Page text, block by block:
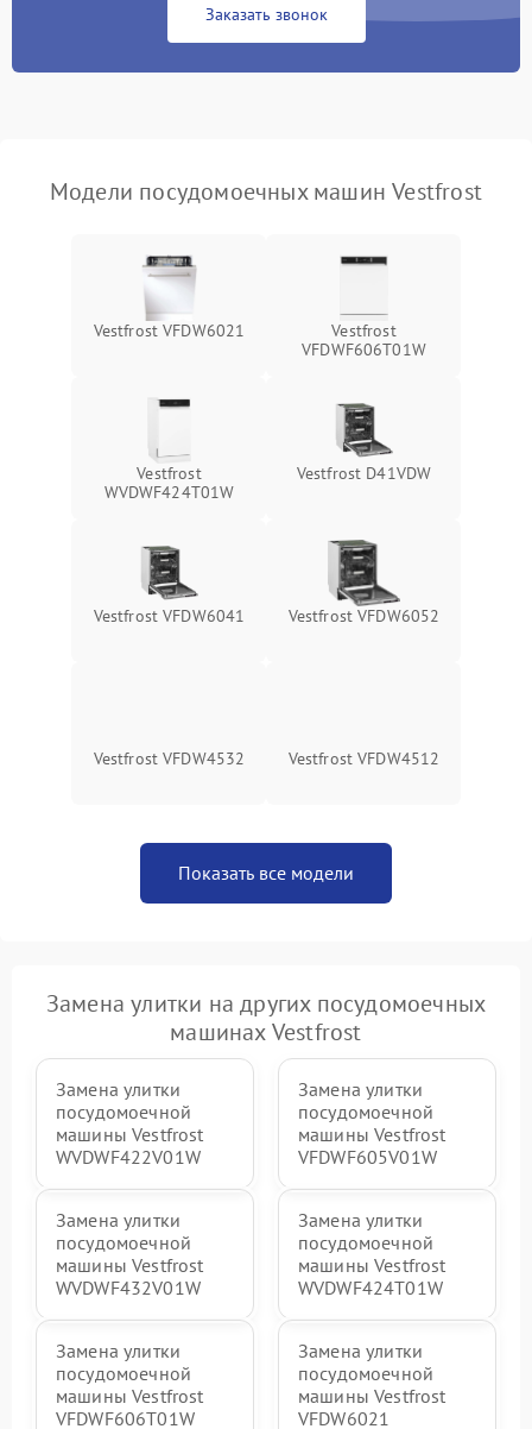
Заказать звонок
Модели посудомоечных машин Vestfrost
Vestfrost VFDW6021
Vestfrost
VFDWF606T01W
Vestfrost
WVDWF424T01W
Vestfrost D41VDW
Vestfrost VFDW6041 Vestfrost VFDW6052
Vestfrost VFDW4532 Vestfrost VFDW4512
Показать все модели
Замена улитки на других посудомоечных
машинах Vestfrost
Замена улитки
посудомоечной
машины Vestfrost
WVDWF422V01W
Замена улитки
посудомоечной
машины Vestfrost
VFDWF605V01W
Замена улитки
посудомоечной
машины Vestfrost
WVDWF432V01W
Замена улитки
посудомоечной
машины Vestfrost
WVDWF424T01W
Замена улитки
посудомоечной
машины Vestfrost
VFDWF606T01W
Замена улитки
посудомоечной
машины Vestfrost
VFDW6021